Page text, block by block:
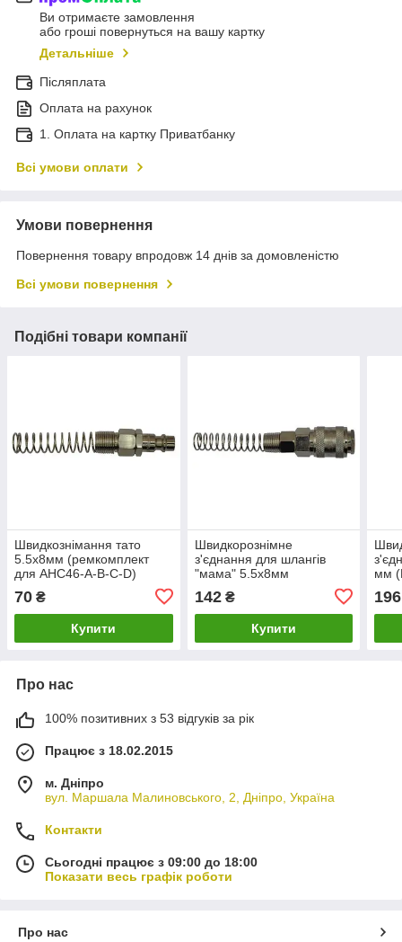
Ви отримаєте замовлення
або гроші повернуться на вашу картку
Детальніше
Післяплата
Оплата на рахунок
1. Оплата на картку Приватбанку
Всі умови оплати
Умови повернення
Повернення товару впродовж 14 днів за домовленістю
Всі умови повернення
Подібні товари компанії
Швидкознімання тато
5.5х8мм (ремкомплект
для AHC46-A-B-C-D)
70 ₴
Купити
Швидкорознімне
з'єднання для шлангів
"мама" 5.5х8мм
(ремкомплект для AHC46-
A-B-C-D) AIRKRAFT SE1-
2SP
142₴
Купити
мм
196
Про нас
100% позитивних з 53 відгуків за рік
Працює з 18.02.2015
м. Дніпро
вул. Маршала Малиновського, 2, Дніпро, Україна
Контакти
Сьогодні працює з 09:00 до 18:00
Показати весь графік роботи
Про нас